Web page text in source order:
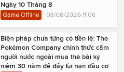
Ngày 10 Tháng 8
Game Offline 08/08/2026 11:06
Biện pháp chưa từng có tiền lệ: The
Pokémon Company chính thức cấm
người nước ngoài mua thẻ bài kỷ
niệm 30 năm để đẩy lùi nạn đầu cơ